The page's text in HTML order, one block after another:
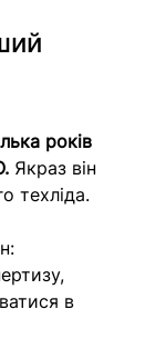
років
Якраз він
техліда.
в